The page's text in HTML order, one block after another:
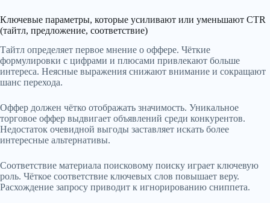
Ключевые параметры, которые усиливают или уменьшают CTR
(тайтл, предложение, соответствие)
Тайтл определяет первое мнение о оффере. Чёткие
формулировки с цифрами и плюсами привлекают больше
интереса. Неясные выражения снижают внимание и сокращают
шанс перехода.
Оффер должен чётко отображать значимость. Уникальное
торговое оффер выдвигает объявлений среди конкурентов.
Недостаток очевидной выгоды заставляет искать более
интересные альтернативы.
Соответствие материала поисковому поиску играет ключевую
роль. Чёткое соответствие ключевых слов повышает веру.
Расхождение запросу приводит к игнорированию сниппета.